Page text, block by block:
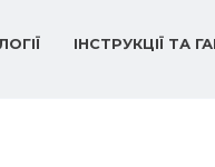
ІНСТРУКЦІЇ ТА